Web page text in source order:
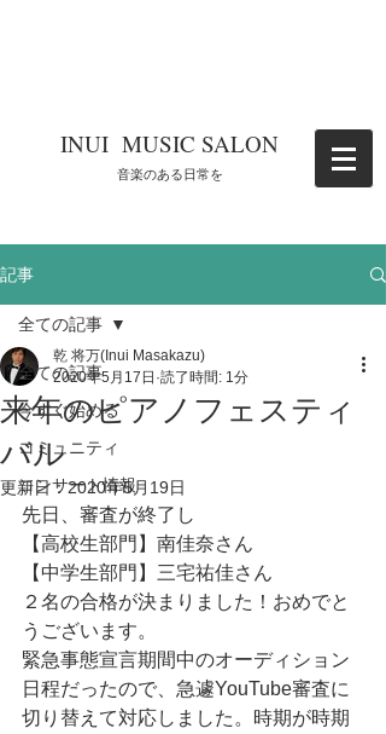
​INUI MUSIC SALON
​音楽のある日常を
記事
全ての記事
今すぐ始める
コミュニティ
コンサート情報
全ての記事
来年のピアノフェスティ
バル
乾 将万(Inui Masakazu)
2020年5月17日 読了時間: 1分
更新日：2020年5月19日
先日、審査が終了し
【高校生部門】南佳奈さん
【中学生部門】三宅祐佳さん
２名の合格が決まりました！おめでと
うございます。
緊急事態宣言期間中のオーディション
日程だったので、急遽YouTube審査に
切り替えて対応しました。時期が時期